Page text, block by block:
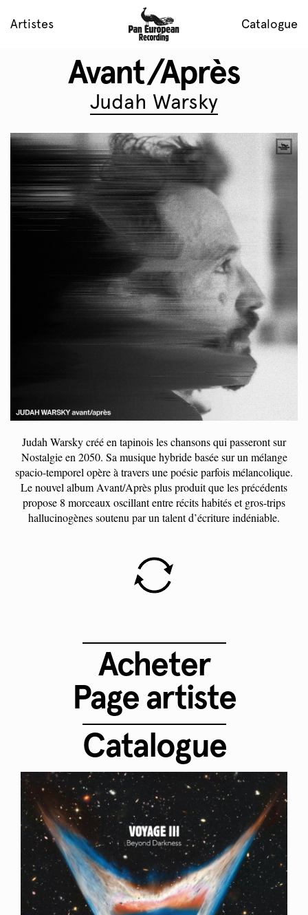
Artistes Catalogue
Avant/Après
Judah Warsky
Judah Warsky créé en tapinois les chansons qui passeront sur
Nostalgie en 2050. Sa musique hybride basée sur un mélange
spacio-temporel opère à travers une poésie parfois mélancolique.
Le nouvel album Avant/Après plus produit que les précédents
propose 8 morceaux oscillant entre récits habités et gros-trips
hallucinogènes soutenu par un talent d’écriture indéniable.
Acheter
Page artiste
Catalogue